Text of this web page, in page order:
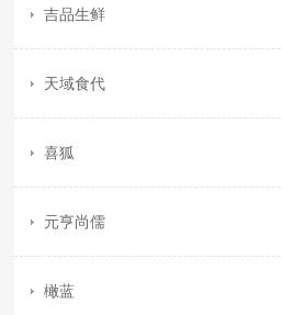
吉品生鲜
天域食代
喜狐
元亨尚儒
橄蓝